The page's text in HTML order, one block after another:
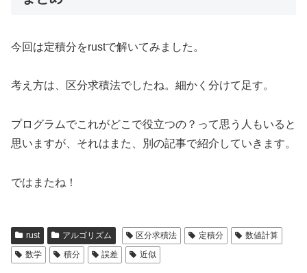
今回は定積分をrustで解いてみました。
考え方は、区分求積法でしたね。細かく分けて足す。
プログラムでこれがどこで役立つの？って思う人もいると
思いますが、それはまた、別の記事で紹介していきます。
ではまたね！
rust アルゴリズム 区分求積法 定積分
数値計算
数学
積分 誤差 近似